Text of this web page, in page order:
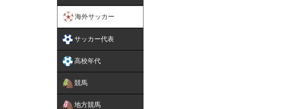
海外サッカー
サッカー代表
高校年代
競馬
地方競馬